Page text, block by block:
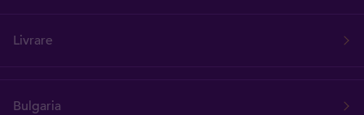
Livrare
Bulgaria